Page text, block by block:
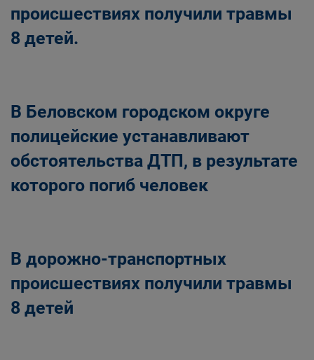
происшествиях получили травмы
8 детей.
В Беловском городском округе
полицейские устанавливают
обстоятельства ДТП, в результате
которого погиб человек
В дорожно-транспортных
происшествиях получили травмы
8 детей